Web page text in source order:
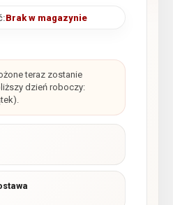
Brak w magazynie
teraz zostanie
dzień roboczy: